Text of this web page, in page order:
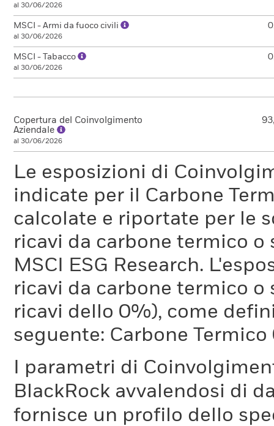
al 30/06/2026
MSCI - Armi da fuoco civili
al 30/06/2026
MSCI - Tabacco
al 30/06/2026
Copertura del Coinvolgimento
Aziendale
al 30/06/2026
Le esposizioni di
indicate per il Carbone
calcolate e riportate per le
ricavi da carbone termico
MSCI ESG Research.
ricavi da carbone termico
ricavi dello 0%), come
seguente: Carbone
I parametri di
BlackRock avvalendosi di
fornisce un profilo dello